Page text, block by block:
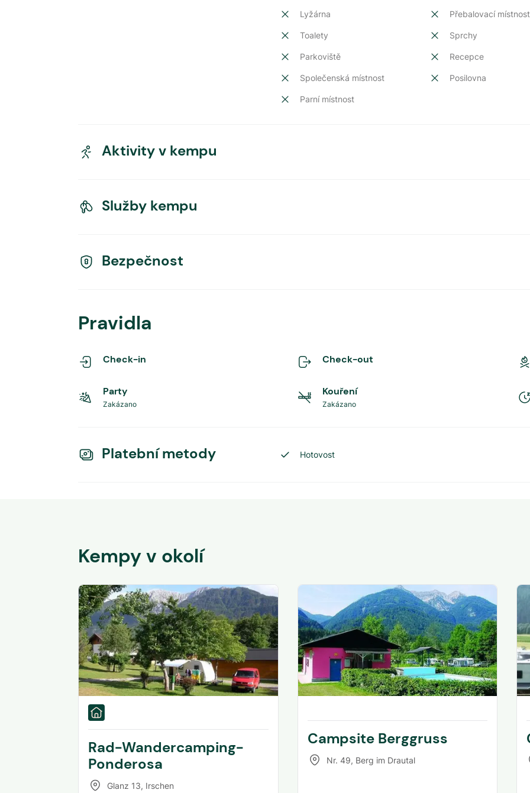
Lyžárna Přebalovací místnost
Toalety Sprchy
Parkoviště Recepce
Společenská místnost Posilovna
Parní místnost
Aktivity v kempu
Služby kempu
Bezpečnost
Pravidla
Check-in Check-out
Party
Zakázano
Kouření
Zakázano
Platební metody Hotovost
Kempy v okolí
Rad-Wandercamping-
Ponderosa
Glanz 13, Irschen
Campsite Berggruss
Nr. 49, Berg im Drautal